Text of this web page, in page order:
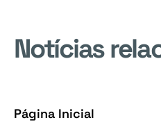
Notícias
Página Inicial